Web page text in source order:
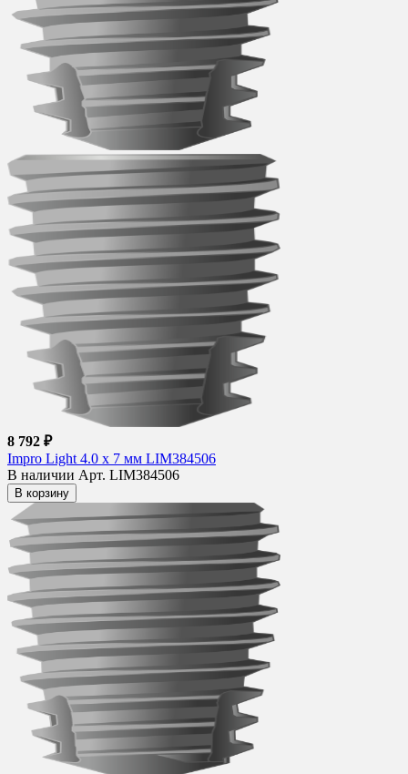
8 792 ₽
Impro Light 4.0 х 7 мм LIM384506
В наличии Арт. LIM384506
В корзину